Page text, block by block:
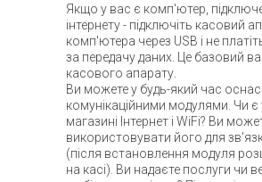
Якщо у вас є комп'ютер,
інтернету - підключіть касовий
комп'ютера через USB і не
за передачу даних. Це базовий
касового апарату.
Ви можете у будь-який час
комунікаційними модулями. Чи
магазині Інтернет і WiFi? Ви
використовувати його для
(після встановлення модуля
на касі). Ви надаєте послуги чи